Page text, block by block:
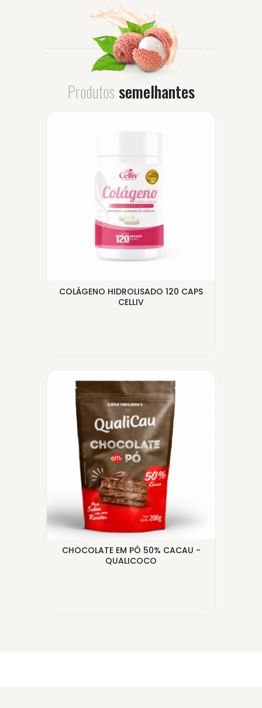
Produtos semelhantes
COLÁGENO HIDROLISADO 120 CAPS
CELLIV
CHOCOLATE EM PÓ 50% CACAU -
QUALICOCO